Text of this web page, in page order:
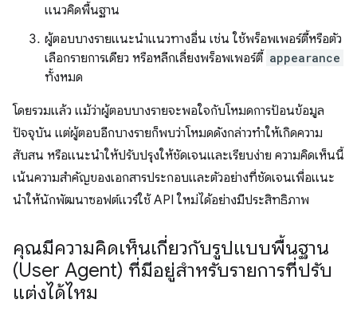
แนวคิดพื้นฐาน
ผู้ตอบบางรายแนะนําแนวทางอื่น เช่น ใช้พร็อพเพอร์ตี้หรือตัว
เลือกรายการเดียว หรือหลีกเลี่ยงพร็อพเพอร์ตี้ appearance
ทั้งหมด
โดยรวมแล้ว แม้ว่าผู้ตอบบางรายจะพอใจกับโหมดการป้อนข้อมูล
ปัจจุบัน แต่ผู้ตอบอีกบางรายก็พบว่าโหมดดังกล่าวทำให้เกิดความ
สับสน หรือแนะนําให้ปรับปรุงให้ชัดเจนและเรียบง่าย ความคิดเห็นนี้
เน้นความสำคัญของเอกสารประกอบและตัวอย่างที่ชัดเจนเพื่อแนะ
นําให้นักพัฒนาซอฟต์แวร์ใช้ API ใหม่ได้อย่างมีประสิทธิภาพ
คุณมีความคิดเห็นเกี่ยวกับรูปแบบพื้นฐาน
(User Agent) ที่มีอยู่สำหรับรายการที่ปรับ
แต่งได้ไหม